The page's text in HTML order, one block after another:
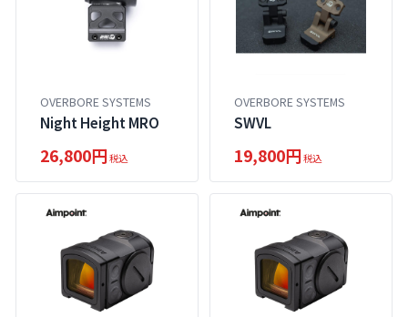
OVERBORE SYSTEMS
Night Height MRO
26,800円税込
OVERBORE SYSTEMS
SWVL
19,800円税込